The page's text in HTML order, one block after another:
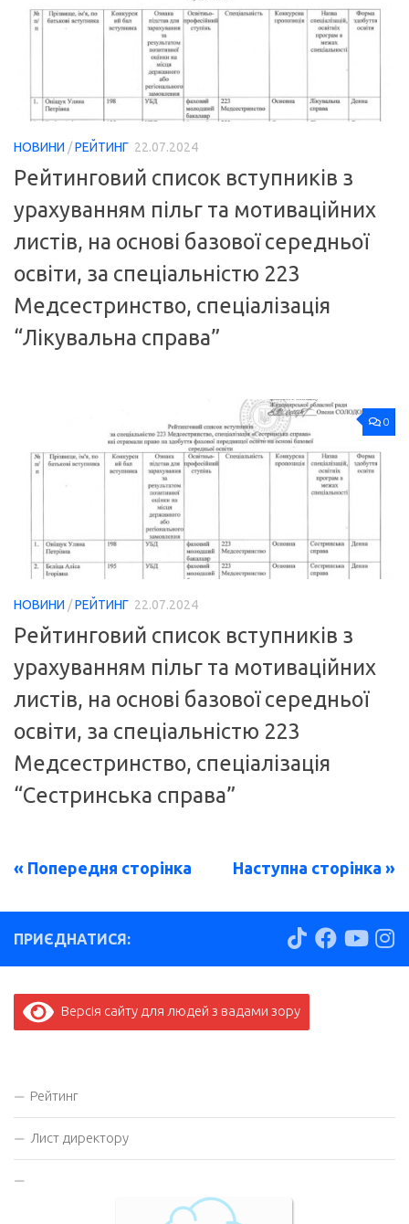
НОВИНИ /РЕЙТИНГ 22.07.2024
Рейтинговий список вступників з
урахуванням пільг та мотиваційних
листів, на основі базової середньої
освіти, за спеціальністю 223
Медсестринство, спеціалізація
“Лікувальна справа”
0
НОВИНИ /РЕЙТИНГ 22.07.2024
Рейтинговий список вступників з
урахуванням пільг та мотиваційних
листів, на основі базової середньої
освіти, за спеціальністю 223
Медсестринство, спеціалізація
“Сестринська справа”
« Попередня сторінка Наступна сторінка »
ПРИЄДНАТИСЯ:
Версія сайту для людей з вадами зору
Рейтинг
Лист директору